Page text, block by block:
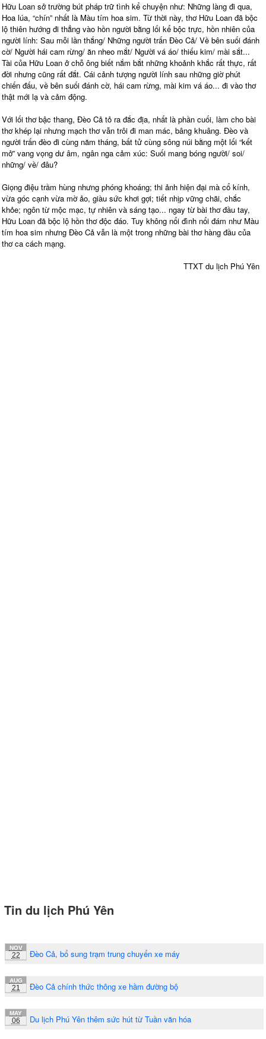
Hữu Loan sở trường bút pháp trữ tình kể chuyện như: Những làng đi qua,
Hoa lúa, “chín” nhất là Màu tím hoa sim. Từ thời này, thơ Hữu Loan đã bộc
lộ thiên hướng đi thẳng vào hồn người bằng lối kể bộc trực, hồn nhiên của
người lính: Sau mỗi lần thắng/ Những người trấn Đèo Cả/ Về bên suối đánh
cờ/ Người hái cam rừng/ ăn nheo mắt/ Người vá áo/ thiếu kim/ mài sắt...
Tài của Hữu Loan ở chỗ ông biết nắm bắt những khoảnh khắc rất thực, rất
đời nhưng cũng rất đắt. Cái cảnh tượng người lính sau những giờ phút
chiến đấu, về bên suối đánh cờ, hái cam rừng, mài kim vá áo... đi vào thơ
thật mới lạ và cảm động.
Với lối thơ bậc thang, Đèo Cả tỏ ra đắc địa, nhất là phần cuối, làm cho bài
thơ khép lại nhưng mạch thơ vẫn trôi đi man mác, bâng khuâng. Đèo và
người trấn đèo đi cùng năm tháng, bất tử cùng sông núi bằng một lối “kết
mở” vang vọng dư âm, ngân nga cảm xúc: Suối mang bóng người/ soi/
những/ về/ đâu?
Giọng điệu trầm hùng nhưng phóng khoáng; thi ảnh hiện đại mà cổ kính,
vừa góc cạnh vừa mờ ảo, giàu sức khơi gợi; tiết nhịp vững chãi, chắc
khỏe; ngôn từ mộc mạc, tự nhiên và sáng tạo... ngay từ bài thơ đầu tay,
Hữu Loan đã bộc lộ hồn thơ độc đáo. Tuy không nổi đình nổi đám như Màu
tím hoa sim nhưng Đèo Cả vẫn là một trong những bài thơ hàng đầu của
thơ ca cách mạng.
TTXT du lịch Phú Yên
Tin du lịch Phú Yên
NOV
22 Đèo Cả, bổ sung trạm trung chuyển xe máy
AUG
21 Đèo Cả chính thức thông xe hầm đường bộ
MAY
06 Du lịch Phú Yên thêm sức hút từ Tuần văn hóa